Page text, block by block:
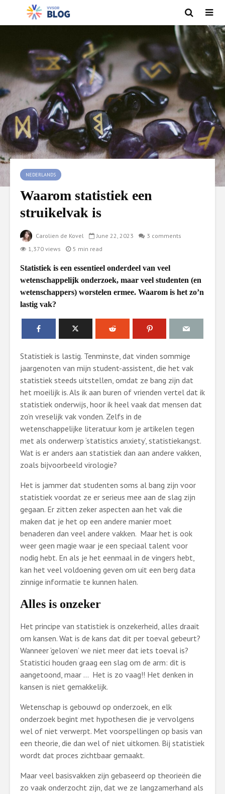
NEDERLANDS
Waarom statistiek een
struikelvak is
Carolien de Kovel June 22, 2023
3 comments
1,370 views
5 min read
Statistiek is een essentieel onderdeel van veel
wetenschappelijk onderzoek, maar veel studenten (en
wetenschappers) worstelen ermee. Waarom is het zo’n
lastig vak?
Statistiek is lastig. Tenminste, dat vinden sommige
jaargenoten van mijn student-assistent, die het vak
statistiek steeds uitstellen, omdat ze bang zijn dat
het moeilijk is. Als ik aan buren of vrienden vertel dat ik
statistiek onderwijs, hoor ik heel vaak dat mensen dat
zo’n vreselijk vak vonden. Zelfs in de
wetenschappelijke literatuur kom je artikelen tegen
met als onderwerp ‘statistics anxiety’, statistiekangst.
Wat is er anders aan statistiek dan aan andere vakken,
zoals bijvoorbeeld virologie?
Het is jammer dat studenten soms al bang zijn voor
statistiek voordat ze er serieus mee aan de slag zijn
gegaan. Er zitten zeker aspecten aan het vak die
maken dat je het op een andere manier moet
benaderen dan veel andere vakken. Maar het is ook
weer geen magie waar je een speciaal talent voor
nodig hebt. En als je het eenmaal in de vingers hebt,
kan het veel voldoening geven om uit een berg data
zinnige informatie te kunnen halen.
Alles is onzeker
Het principe van statistiek is onzekerheid, alles draait
om kansen. Wat is de kans dat dit per toeval gebeurt?
Wanneer ‘geloven’ we niet meer dat iets toeval is?
Statistici houden graag een slag om de arm: dit is
aangetoond, maar … Het is zo vaag!! Het denken in
kansen is niet gemakkelijk.
Wetenschap is gebouwd op onderzoek, en elk
onderzoek begint met hypothesen die je vervolgens
wel of niet verwerpt. Met voorspellingen op basis van
een theorie, die dan wel of niet uitkomen. Bij statistiek
wordt dat proces zichtbaar gemaakt.
Maar veel basisvakken zijn gebaseerd op theorieën die
zo vaak onderzocht zijn, dat we ze langzamerhand als